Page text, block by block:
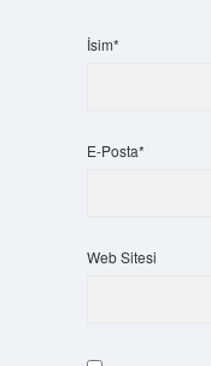
İsim*
E-Posta*
Web Sitesi